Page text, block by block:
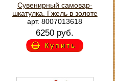
Сувенирный самовар-
шкатулка. Гжель в золоте
арт. 8007013618
6250 руб.
Купить